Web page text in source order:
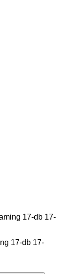
17-db 17-